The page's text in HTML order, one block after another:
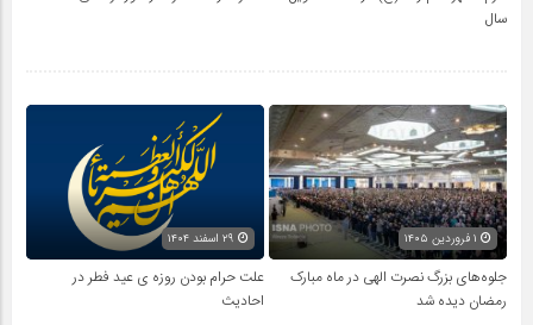
سال
جلوه‌های بزرگ نصرت الهی در ماه مبارک
رمضان دیده شد
علت حرام بودن روزه ی عید فطر در
احادیث